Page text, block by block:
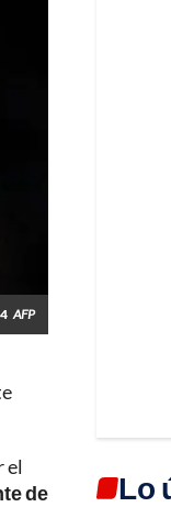
AFP
el
de
Lo